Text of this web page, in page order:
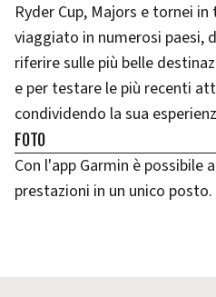
Ryder Cup, Majors e tornei
viaggiato in numerosi paesi,
riferire sulle più belle
e per testare le più recenti
condividendo la sua
FOTO
Con l'app Garmin è possibile
prestazioni in un unico